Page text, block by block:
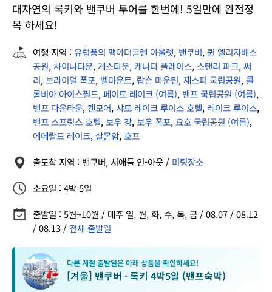
대자연의 록키와 밴쿠버 투어를 한번에! 5일만에 완전정
복 하세요!
여행 지역 : 유럽풍의 맥아더글렌 아울렛, 밴쿠버, 퀸 엘리자베스
공원, 차이나타운, 게스타운, 캐나다 플레이스, 스탠리 파크, 써
리, 브라이덜 폭포, 벨마운트, 랍슨 마운틴, 재스퍼 국립공원, 콜
롬비아 아이스필드, 페이토 레이크 (여름), 밴프 국립공원 (여름),
밴프 다운타운, 캔모어, 샤토 레이크 루이스 호텔, 레이크 루이스,
밴프 스프링스 호텔, 보우 강, 보우 폭포, 요호 국립공원 (여름),
에메랄드 레이크, 살몬암, 호프
출도착 지역 : 밴쿠버, 시애틀 인-아웃 / 미팅장소
소요일 : 4박 5일
출발일 : 5월~10월 / 매주 일, 월, 화, 수, 목, 금 / 08.07 / 08.12
/ 08.13 / 전체 출발일
다른 계절 출발일은 아래 상품을 확인하세요!
[겨울] 밴쿠버 · 록키 4박5일 (밴프숙박)